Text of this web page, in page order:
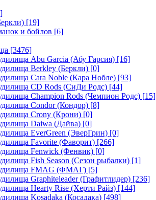
[19]
и бойлов [6]
[3476]
Abu Garcia (Абу Гарсия) [16]
Berkley (Беркли) [0]
Cara Noble (Кара Нобле) [93]
CD Rods (СиДи Родс) [44]
Champion Rods (Чемпион Родс) [15]
Condor (Кондор) [8]
Crony (Крони) [0]
Daiwa (Дайва) [0]
EverGreen (ЭверГрин) [0]
Favorite (Фаворит) [266]
Fenwick (Фенвик) [0]
Fish Season (Сезон рыбалки) [1]
FMAG (ФМАГ) [5]
Graphiteleader (Графитлидер) [236]
Hearty Rise (Херти Райз) [144]
Kosadaka (Косадака) [498]